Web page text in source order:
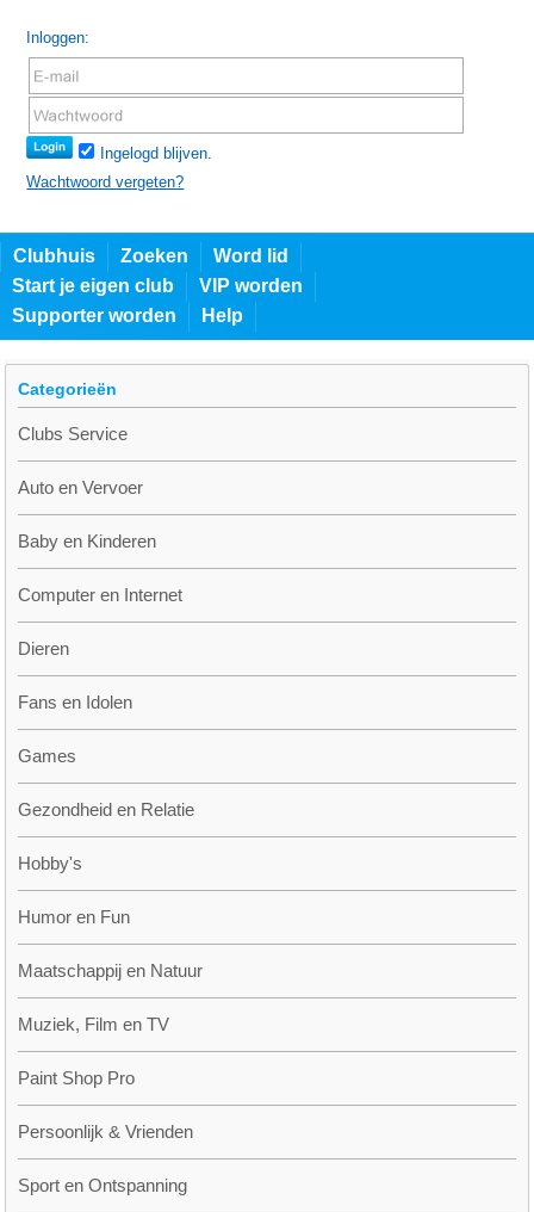
Inloggen:
Ingelogd blijven.
Wachtwoord vergeten?
Clubhuis Zoeken
Word lid
Start je eigen club
VIP worden
Supporter worden
Help
Categorieën
Clubs Service
Auto en Vervoer
Baby en Kinderen
Computer en Internet
Dieren
Fans en Idolen
Games
Gezondheid en Relatie
Hobby's
Humor en Fun
Maatschappij en Natuur
Muziek, Film en TV
Paint Shop Pro
Persoonlijk & Vrienden
Sport en Ontspanning